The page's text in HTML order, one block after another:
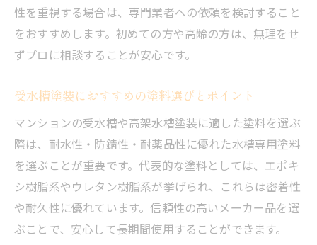
性を重視する場合は、専門業者への依頼を検討すること
をおすすめします。初めての方や高齢の方は、無理をせ
ずプロに相談することが安心です。
受水槽塗装におすすめの塗料選びとポイント
マンションの受水槽や高架水槽塗装に適した塗料を選ぶ
際は、耐水性・防錆性・耐薬品性に優れた水槽専用塗料
を選ぶことが重要です。代表的な塗料としては、エポキ
シ樹脂系やウレタン樹脂系が挙げられ、これらは密着性
や耐久性に優れています。信頼性の高いメーカー品を選
ぶことで、安心して長期間使用することができます。